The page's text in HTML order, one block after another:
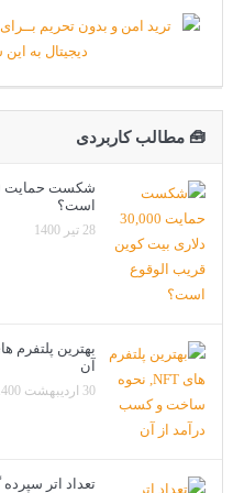
🧰 مطالب کاربردی
است؟
28 تیر 1400
آن
30 اردیبهشت 1400